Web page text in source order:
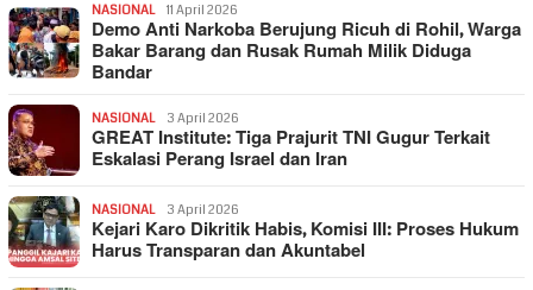
NASIONAL 11 April 2026
Demo Anti Narkoba Berujung Ricuh di Rohil, Warga
Bakar Barang dan Rusak Rumah Milik Diduga
Bandar
NASIONAL 3 April 2026
GREAT Institute: Tiga Prajurit TNI Gugur Terkait
Eskalasi Perang Israel dan Iran
NASIONAL 3 April 2026
Kejari Karo Dikritik Habis, Komisi III: Proses Hukum
Harus Transparan dan Akuntabel